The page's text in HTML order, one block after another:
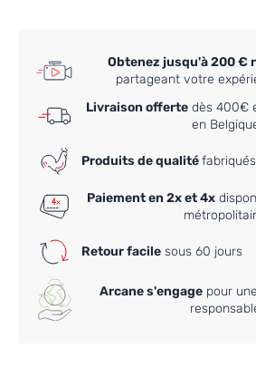
Obtenez jusqu'à 200 €
partageant votre
Livraison offertedès 400€
en
Produits de qualité
Paiement en 2x et 4x
Retour facile sous 60 jours
Arcane s'engage pour